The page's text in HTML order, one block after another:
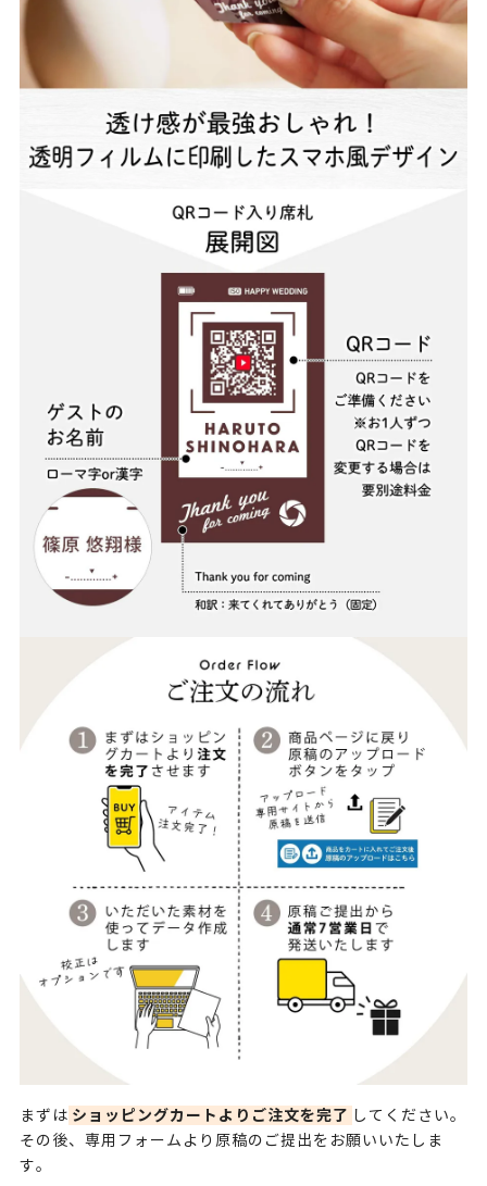
まずは ショッピングカートよりご注文を完了 してください。
その後、専用フォームより原稿のご提出をお願いいたしま
す。